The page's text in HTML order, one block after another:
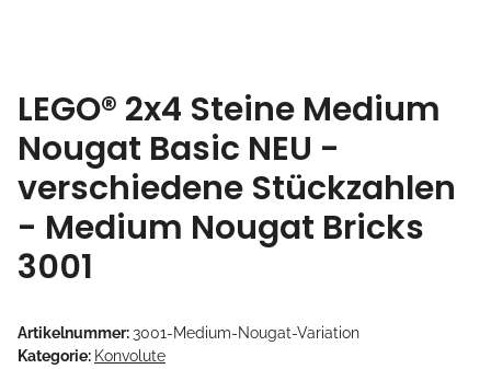
LEGO® 2x4 Steine Medium
Nougat Basic NEU -
verschiedene Stückzahlen
- Medium Nougat Bricks
3001
Artikelnummer:3001-Medium-Nougat-Variation
Kategorie: Konvolute